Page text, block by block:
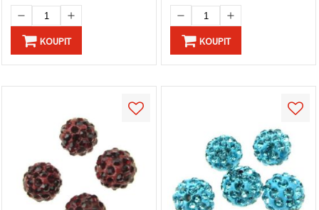
KOUPIT KOUPIT